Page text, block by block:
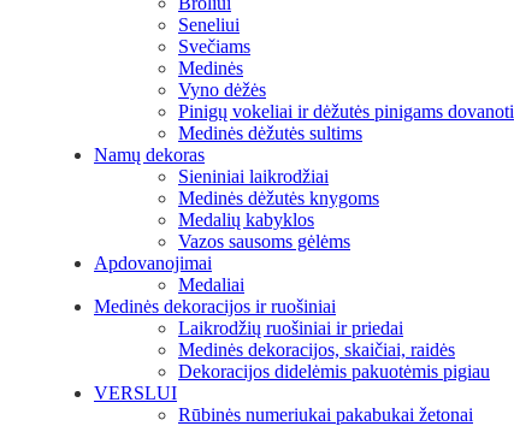
Seneliui
Svečiams
Medinės
Vyno dėžės
Pinigų vokeliai ir dėžutės pinigams dovanoti
Medinės dėžutės sultims
Namų dekoras
Sieniniai laikrodžiai
Medinės dėžutės knygoms
Medalių kabyklos
Vazos sausoms gėlėms
Apdovanojimai
Medaliai
Medinės dekoracijos ir ruošiniai
Laikrodžių ruošiniai ir priedai
Medinės dekoracijos, skaičiai, raidės
Dekoracijos didelėmis pakuotėmis pigiau
VERSLUI
Rūbinės numeriukai pakabukai žetonai